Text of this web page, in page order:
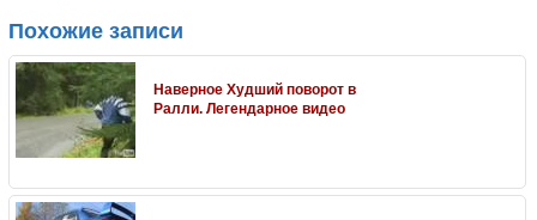
Похожие записи
Наверное Худший поворот в
Ралли. Легендарное видео